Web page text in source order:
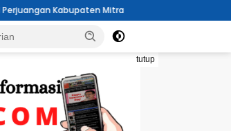
Gelar Musran Di Kecamatan Belang
tutup